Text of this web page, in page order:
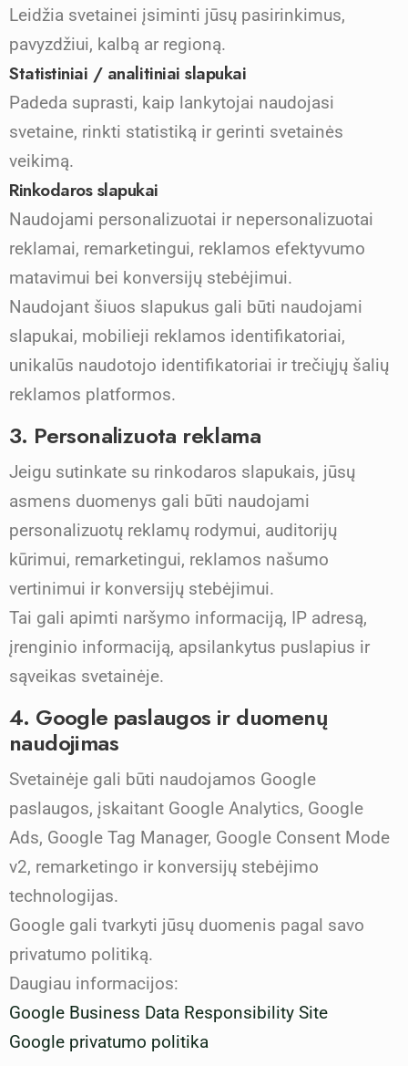
Leidžia svetainei įsiminti jūsų pasirinkimus,
pavyzdžiui, kalbą ar regioną.
Statistiniai / analitiniai slapukai
Padeda suprasti, kaip lankytojai naudojasi
svetaine, rinkti statistiką ir gerinti svetainės
veikimą.
Rinkodaros slapukai
Naudojami personalizuotai ir nepersonalizuotai
reklamai, remarketingui, reklamos efektyvumo
matavimui bei konversijų stebėjimui.
Naudojant šiuos slapukus gali būti naudojami
slapukai, mobilieji reklamos identifikatoriai,
unikalūs naudotojo identifikatoriai ir trečiųjų šalių
reklamos platformos.
3. Personalizuota reklama
Jeigu sutinkate su rinkodaros slapukais, jūsų
asmens duomenys gali būti naudojami
personalizuotų reklamų rodymui, auditorijų
kūrimui, remarketingui, reklamos našumo
vertinimui ir konversijų stebėjimui.
Tai gali apimti naršymo informaciją, IP adresą,
įrenginio informaciją, apsilankytus puslapius ir
sąveikas svetainėje.
4. Google paslaugos ir duomenų
naudojimas
Svetainėje gali būti naudojamos Google
paslaugos, įskaitant Google Analytics, Google
Ads, Google Tag Manager, Google Consent Mode
v2, remarketingo ir konversijų stebėjimo
technologijas.
Google gali tvarkyti jūsų duomenis pagal savo
privatumo politiką.
Daugiau informacijos:
Google Business Data Responsibility Site
Google privatumo politika